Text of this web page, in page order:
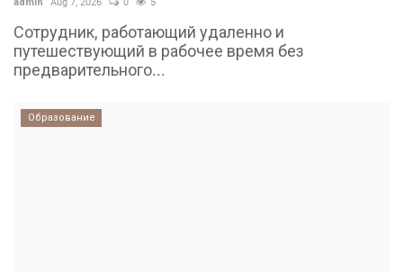
admin Aug 7, 2026 0 5
Сотрудник, работающий удаленно и
путешествующий в рабочее время без
предварительного...
Образование